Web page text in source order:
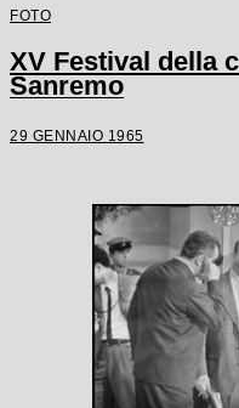
FOTO
XV Festival della
Sanremo
29 GENNAIO 1965